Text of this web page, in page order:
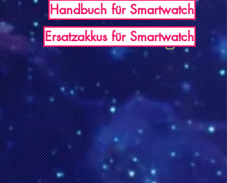
USB Germany
Handbuch für Smartwatch
Ersatzakkus für Smartwatch